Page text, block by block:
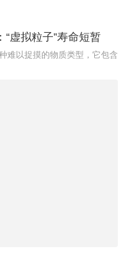
虚拟粒子”寿命短暂
难以捉摸的物质类型，它包含